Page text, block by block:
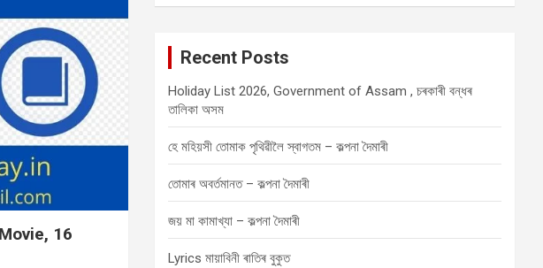
16
Recent Posts
Holiday List 2026, Government of Assam , চৰকাৰী বন্ধৰ
তালিকা অসম
হে মহিয়সী তোমাক পৃথিৱীলৈ স্বাগতম – কল্পনা দৈমাৰী
তোমাৰ অবৰ্তমানত – কল্পনা দৈমাৰী
জয় মা কামাখ্যা – কল্পনা দৈমাৰী
Lyrics মায়াবিনী ৰাতিৰ বুকুত